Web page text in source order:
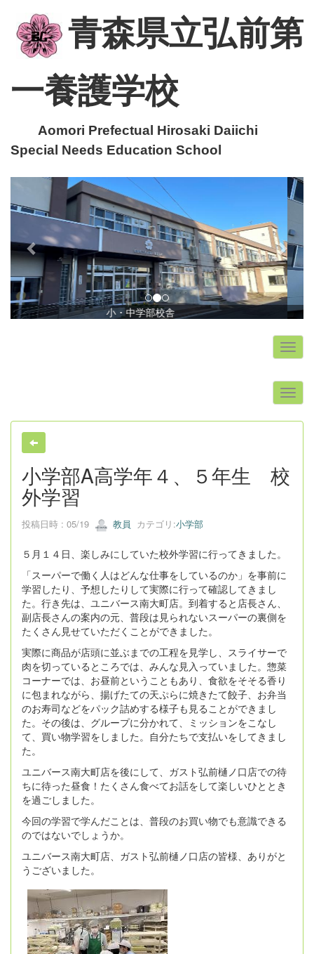
青森県立弘前第
一養護学校
Aomori Prefectual Hirosaki Daiichi
Special Needs Education School
小・中学部校舎
r
v
i
o
u
s
e
t
小学部A高学年４、５年生 校
外学習
投稿日時 : 05/19 教員 カテゴリ:小学部
５月１４日、楽しみにしていた校外学習に行ってきました。
「スーパーで働く人はどんな仕事をしているのか」を事前に
学習したり、予想したりして実際に行って確認してきまし
た。行き先は、ユニバース南大町店。到着すると店長さん、
副店長さんの案内の元、普段は見られないスーパーの裏側を
たくさん見せていただくことができました。
実際に商品が店頭に並ぶまでの工程を見学し、スライサーで
肉を切っているところでは、みんな見入っていました。惣菜
コーナーでは、お昼前ということもあり、食欲をそそる香り
に包まれながら、揚げたての天ぷらに焼きたて餃子、お弁当
のお寿司などをパック詰めする様子も見ることができまし
た。その後は、グループに分かれて、ミッションをこなし
て、買い物学習をしました。自分たちで支払いをしてきまし
た。
ユニバース南大町店を後にして、ガスト弘前樋ノ口店での待
ちに待った昼食！たくさん食べてお話をして楽しいひととき
を過ごしました。
今回の学習で学んだことは、普段のお買い物でも意識できる
のではないでしょうか。
ユニバース南大町店、ガスト弘前樋ノ口店の皆様、ありがと
うございました。